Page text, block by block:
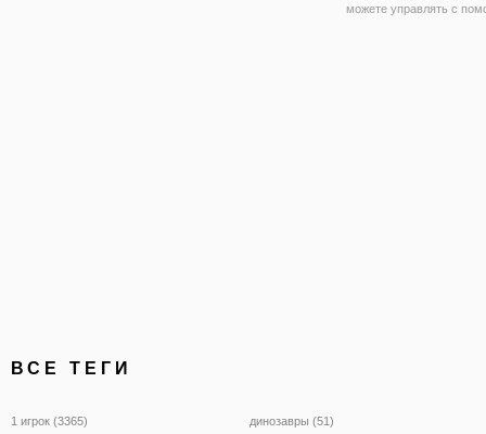
можете управлять с
ВСЕ ТЕГИ
1 игрок (3365)
динозавры (51)